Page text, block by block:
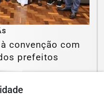
convenção com
prefeitos